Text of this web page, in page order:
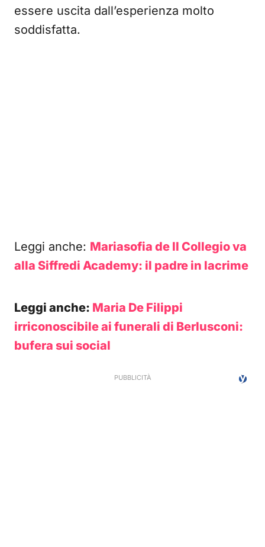
essere uscita dall’esperienza molto
soddisfatta.
Leggi anche: Mariasofia de Il Collegio va
alla Siffredi Academy: il padre in lacrime
Leggi anche: Maria De Filippi
irriconoscibile ai funerali di Berlusconi:
bufera sui social